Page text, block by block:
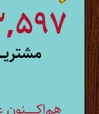
هم‌اکــــــنون